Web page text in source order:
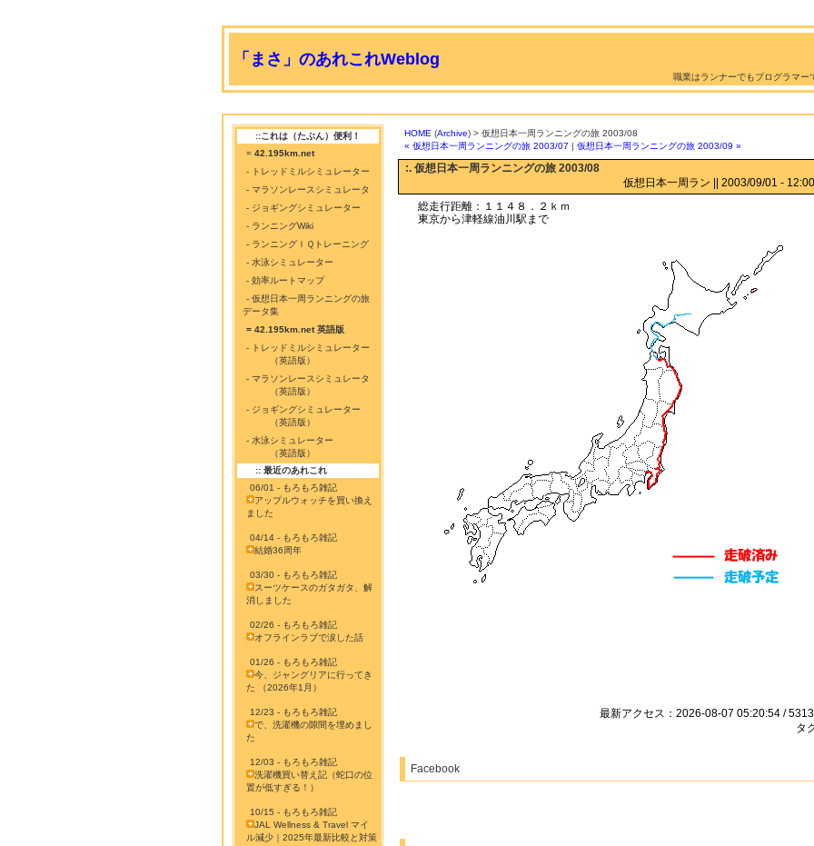
「まさ」のあれこれWeblog
職業はランナーでもプログラマ
::これは（たぶん）便利！
= 42.195km.net
- トレッドミルシミュレーター
- マラソンレースシミュレータ
- ジョギングシミュレーター
- ランニングWiki
- ランニングＩＱトレーニング
- 水泳シミュレーター
- 効率ルートマップ
- 仮想日本一周ランニングの旅
データ集
= 42.195km.net 英語版
- トレッドミルシミュレーター
（英語版）
- マラソンレースシミュレータ
（英語版）
- ジョギングシミュレーター
（英語版）
- 水泳シミュレーター
（英語版）
:: 最近のあれこれ
06/01 - もろもろ雑記
アップルウォッチを買い換え
ました
04/14 - もろもろ雑記
結婚36周年
03/30 - もろもろ雑記
スーツケースのガタガタ、解
消しました
02/26 - もろもろ雑記
オフラインラブで涙した話
01/26 - もろもろ雑記
今、ジャングリアに行ってき
た （2026年1月）
12/23 - もろもろ雑記
で、洗濯機の隙間を埋めまし
た
12/03 - もろもろ雑記
洗濯機買い替え記（蛇口の位
置が低すぎる！）
10/15 - もろもろ雑記
JAL Wellness & Travel マイ
ル減少｜2025年最新比較と対策
HOME (Archive) > 仮想日本一周ランニングの旅 2003/08
« 仮想日本一周ランニングの旅 2003/07 | 仮想日本一周ランニングの旅 2003/09 »
:. 仮想日本一周ランニングの旅 2003/08
仮想日本一周ラン || 2003/09/01 -
総走行距離：１１４８．２ｋｍ
東京から津軽線油川駅まで
最新アクセス：2026-08-07 05:20:54 / 5313
タ
Facebook